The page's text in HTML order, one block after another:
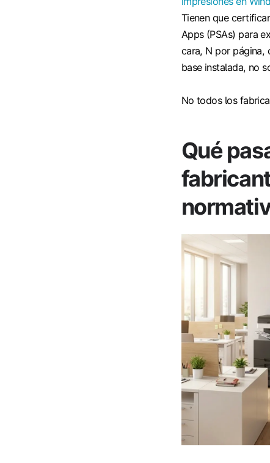
Tienen que
Apps (PSAs) para
cara, N por página,
base instalada, no
No todos los
Qué